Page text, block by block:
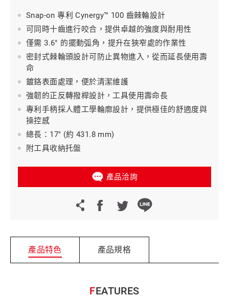
Snap-on 專利 Cynergy™ 100 齒棘輪設計
可同時十齒進行咬合，提供卓越的強度與耐用性
僅需 3.6° 的擺動弧角，提升在狹窄處的作業性
密封式棘輪頭設計可防止異物進入，從而延長使用壽
命
鍍鉻表面處理，便於清潔維護
強韌的正反轉撥桿設計，工具使用壽命長
專利手柄採人體工學輪廓設計，提供極佳的舒適度與
操控感
總長：17" (約 431.8 mm)
附工具收納托盤
產品洽詢
產品特色 產品規格
FEATURES